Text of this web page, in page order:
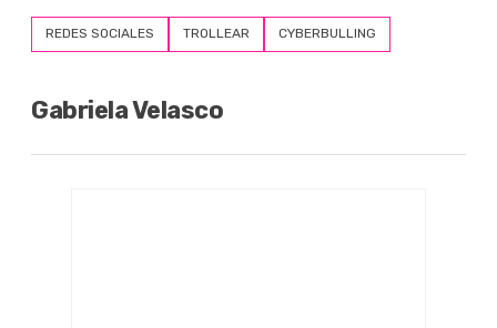
REDES SOCIALES TROLLEAR CYBERBULLING
Gabriela Velasco